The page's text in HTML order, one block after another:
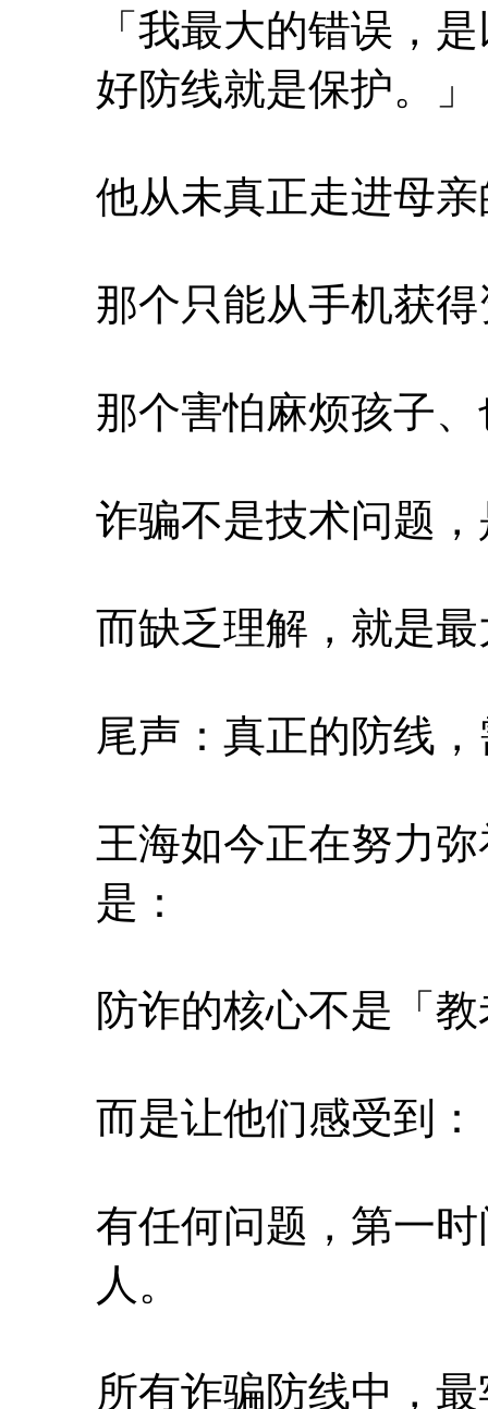
「我最大的错误，
好防线就是保护。」
他从未真正走进母
那个只能从手机获
那个害怕麻烦孩子
诈骗不是技术问题
而缺乏理解，就是
尾声：真正的防线
王海如今正在努力
是：
防诈的核心不是「
而是让他们感受到：
有任何问题，第一
人。
所有诈骗防线中，